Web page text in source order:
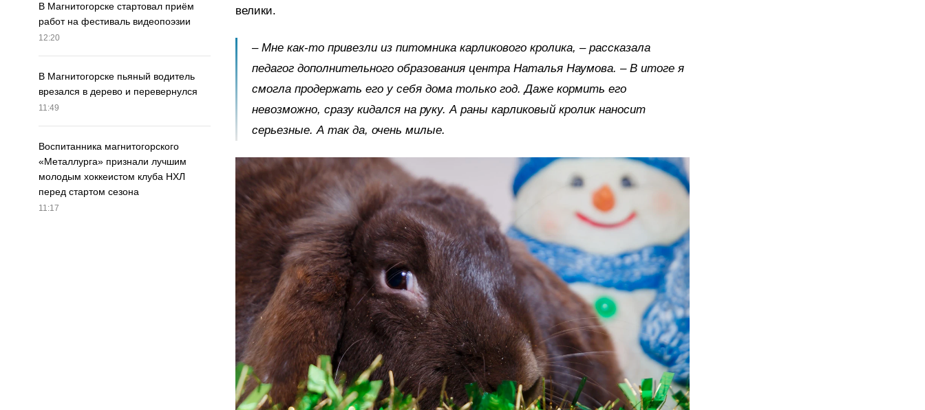
В Магнитогорске стартовал приём
работ на фестиваль видеопоэзии
12:20
В Магнитогорске пьяный водитель
врезался в дерево и перевернулся
11:49
Воспитанника магнитогорского
«Металлурга» признали лучшим
молодым хоккеистом клуба НХЛ
перед стартом сезона
11:17
велики.
– Мне как-то привезли из питомника карликового кролика, – рассказала
педагог дополнительного образования центра Наталья Наумова. – В итоге я
смогла продержать его у себя дома только год. Даже кормить его
невозможно, сразу кидался на руку. А раны карликовый кролик наносит
серьезные. А так да, очень милые.